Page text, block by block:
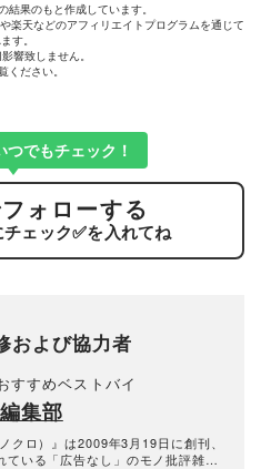
果のもと作成しています。
楽天などのアフィリエイトプログラムを通じて
す。
響致しません。
ください。
でもチェック！
ォローする
チェック✅を入れてね
および協力者
すすめベストバイ
集部
クロ）』は2009年3月19日に創刊、
いる「広告なし」のモノ批評雑誌